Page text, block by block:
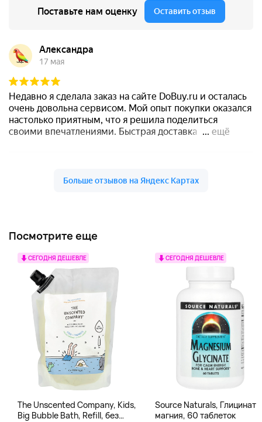
Посмотрите еще
СЕГОДНЯ ДЕШЕВЛЕ
The Unscented Company, Kids,
Big Bubble Bath, Refill, без
СЕГОДНЯ ДЕШЕВЛЕ
Source Naturals, Глицинат
магния, 60 таблеток